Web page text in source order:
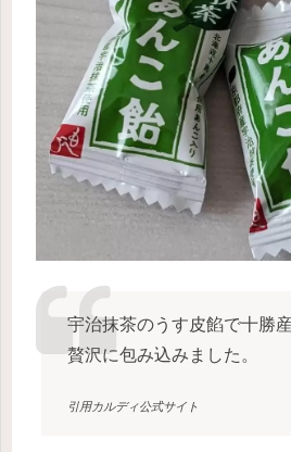
宇治抹茶のうす皮餡で十勝
贅沢に包み込みました。
引用カルディ公式サイト